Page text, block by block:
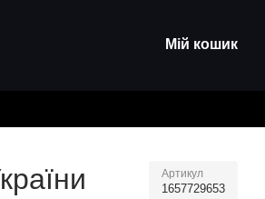
Мій кошик
Артикул
1657729653